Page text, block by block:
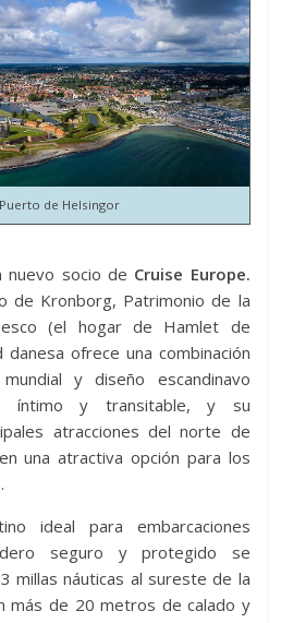
Puerto de Helsingor
nuevo socio de Cruise Europe.
de Kronborg, Patrimonio de la
(el hogar de Hamlet de
danesa ofrece una combinación
y diseño escandinavo
íntimo y transitable, y su
atracciones del norte de
una atractiva opción para los
ideal para embarcaciones
seguro y protegido se
millas náuticas al sureste de la
más de 20 metros de calado y